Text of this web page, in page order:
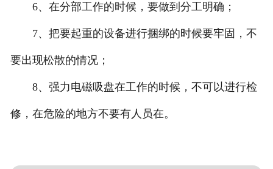
6、在分部工作的时候，要做到分工明确；
7、把要起重的设备进行捆绑的时候要牢固，不
要出现松散的情况；
8、强力电磁吸盘在工作的时候，不可以进行检
修，在危险的地方不要有人员在。